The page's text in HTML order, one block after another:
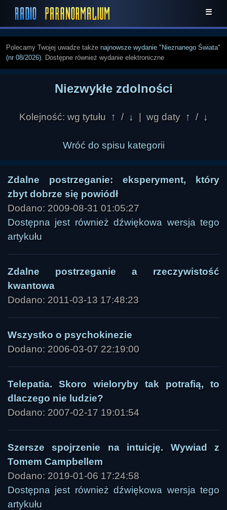
☰
Polecamy Twojej uwadze także najnowsze wydanie "Nieznanego Świata"
(nr 08/2026). Dostępne również wydanie elektroniczne
Niezwykłe zdolności
Kolejność: wg tytułu ↑ / ↓ | wg daty ↑ / ↓
Wróć do spisu kategorii
Zdalne postrzeganie: eksperyment, który
zbyt dobrze się powiódł
Dodano: 2009-08-31 01:05:27
Dostępna jest również dźwiękowa wersja tego
artykułu
Zdalne postrzeganie a rzeczywistość
kwantowa
Dodano: 2011-03-13 17:48:23
Wszystko o psychokinezie
Dodano: 2006-03-07 22:19:00
Telepatia. Skoro wieloryby tak potrafią, to
dlaczego nie ludzie?
Dodano: 2007-02-17 19:01:54
Szersze spojrzenie na intuicję. Wywiad z
Tomem Campbellem
Dodano: 2019-01-06 17:24:58
Dostępna jest również dźwiękowa wersja tego
artykułu